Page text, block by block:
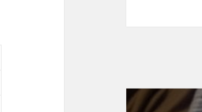
Post